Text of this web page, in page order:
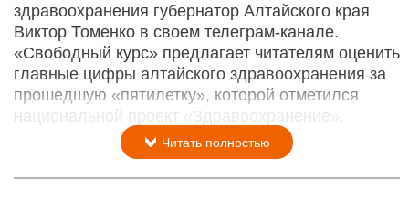
здравоохранения губернатор Алтайского края
Виктор Томенко в своем телеграм-канале.
«Свободный курс» предлагает читателям оценить
главные цифры алтайского здравоохранения за
прошедшую «пятилетку», которой отметился
национальной проект «Здравоохранение».
Читать полностью